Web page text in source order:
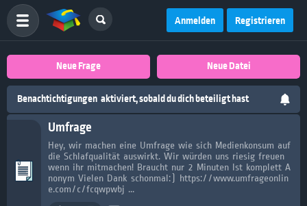
Anmelden Registrieren
Neue Frage Neue Datei
Benachtichtigungen aktiviert, sobald du dich beteiligt hast
Umfrage
Hey, wir machen eine Umfrage wie sich Medienkonsum auf
die Schlafqualität auswirkt. Wir würden uns riesig freuen
wenn ihr mitmachen! Braucht nur 2 Minuten Ist komplett A
nonym Vielen Dank schonmal:) https://www.umfrageonlin
e.com/c/fcqwpwbj ...